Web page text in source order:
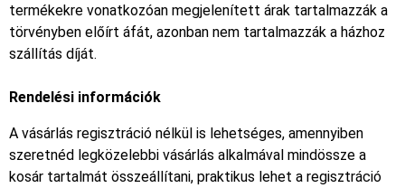
termékekre vonatkozóan megjelenített árak tartalmazzák a
törvényben előírt áfát, azonban nem tartalmazzák a házhoz
szállítás díját.
Rendelési információk
A vásárlás regisztráció nélkül is lehetséges, amennyiben
szeretnéd legközelebbi vásárlás alkalmával mindössze a
kosár tartalmát összeállítani, praktikus lehet a regisztráció